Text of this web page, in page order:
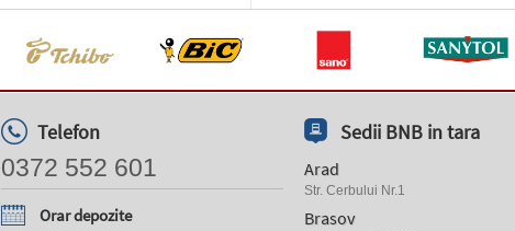
Telefon
0372 552 601
Orar depozite
Sedii BNB in tara
Arad
Str. Cerbului Nr.1
Brasov